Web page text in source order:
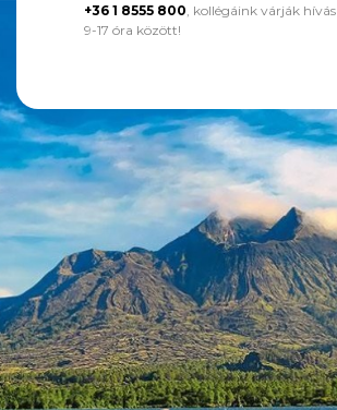
+36 1 8555 800 , kollégáink várják
9-17 óra között!